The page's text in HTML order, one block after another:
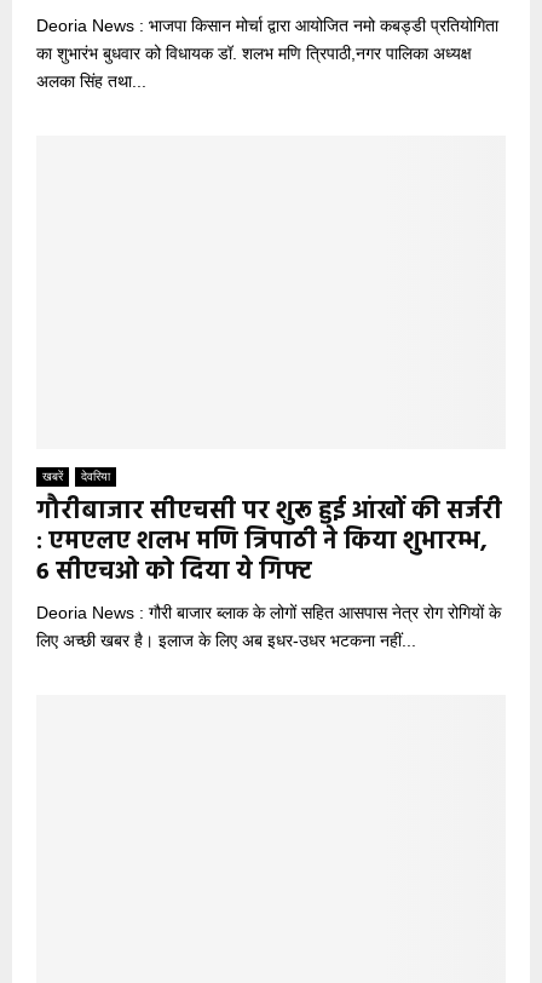
Deoria News : भाजपा किसान मोर्चा द्वारा आयोजित नमो कबड्डी प्रतियोगिता
का शुभारंभ बुधवार को विधायक डॉ. शलभ मणि त्रिपाठी,नगर पालिका अध्यक्ष
अलका सिंह तथा...
खबरें देवरिया
गौरीबाजार सीएचसी पर शुरू हुई आंखों की सर्जरी
: एमएलए शलभ मणि त्रिपाठी ने किया शुभारम्भ,
6 सीएचओ को दिया ये गिफ्ट
Deoria News : गौरी बाजार ब्लाक के लोगों सहित आसपास नेत्र रोग रोगियों के
लिए अच्छी खबर है। इलाज के लिए अब इधर-उधर भटकना नहीं...